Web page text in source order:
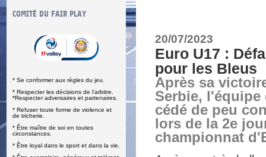
COMITÉ DU FAIR PLAY
* Se conformer aux règles du jeu.
* Respecter les décisions de l’arbitre.
*Respecter adversaires et partenaires.
* Refuser toute forme de violence et
de tricherie.
* Être maître de soi en toutes
circonstances.
* Être loyal dans le sport et dans la vie.
LUTTE CONTRE LES VIOLENCES
20/07/2023
Euro U17 :
pour les Bleus
Après sa
Serbie, l'équipe
cédé de peu
lors de la 2e
championnat